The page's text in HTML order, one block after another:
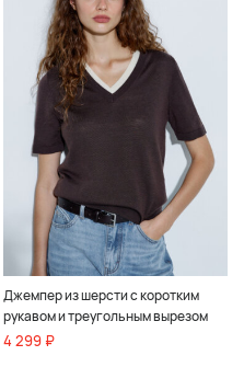
Джемпер из шерсти с коротким
рукавом и треугольным вырезом
4 299 ₽